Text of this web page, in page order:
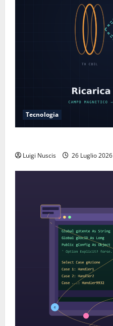
Tecnologia
Luigi Nuscis 26 Luglio 2026